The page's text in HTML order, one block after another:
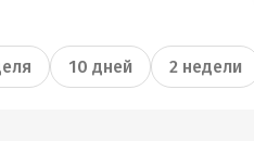
10 дней 2 недели